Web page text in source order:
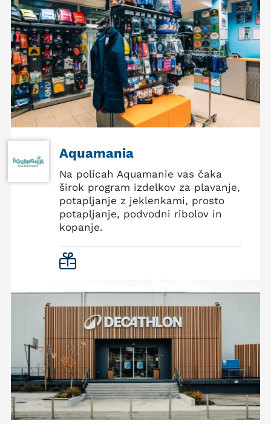
Aquamania
Na policah Aquamanie vas čaka
širok program izdelkov za plavanje,
potapljanje z jeklenkami, prosto
potapljanje, podvodni ribolov in
kopanje.